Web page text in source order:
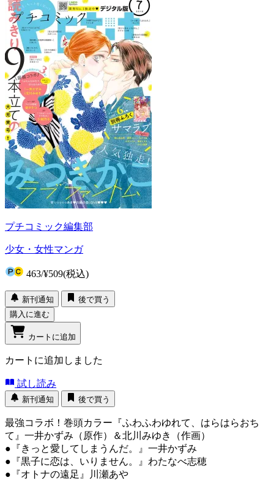
プチコミック編集部
少女・女性マンガ
463/¥509(税込)
新刊通知
後で買う
購入に進む
カートに追加
カートに追加しました
試し読み
新刊通知 後で買う
最強コラボ！巻頭カラー『ふわふわゆれて、はらはらおち
て』一井かずみ（原作）＆北川みゆき（作画）
●『きっと愛してしまうんだ。』一井かずみ
●『黒子に恋は、いりません。』わたなべ志穂
●『オトナの遠足』川瀬あや